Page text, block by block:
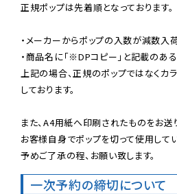
正規ポップは先着順となっております。
・メーカーからポップの入数が減数入
・商品名に「※DPコピー」と記載のあ
上記の場合、正規のポップではなくカ
しております。
また、A4用紙へ印刷されたものをお送
お客様自身でポップを切って使用して
予めご了承の程、お願い致します。
一次予約の締切について